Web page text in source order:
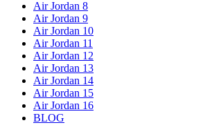
Air Jordan 8
Air Jordan 9
Air Jordan 10
Air Jordan 11
Air Jordan 12
Air Jordan 13
Air Jordan 14
Air Jordan 15
Air Jordan 16
BLOG